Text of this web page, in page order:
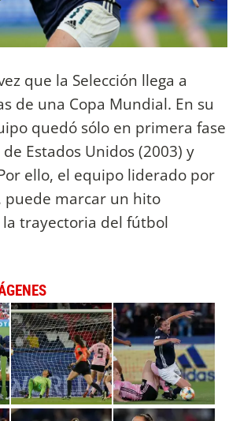
que la Selección llega a
de una Copa Mundial. En su
quedó sólo en primera fase
Estados Unidos (2003) y
ello, el equipo liderado por
puede marcar un hito
trayectoria del fútbol